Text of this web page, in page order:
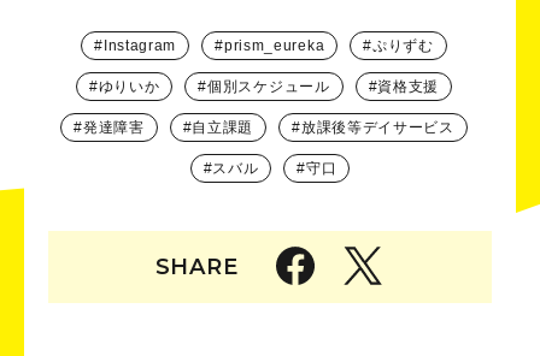
Instagram prism_eureka ぷりずむ
ゆりいか 個別スケジュール 資格支援
発達障害 自立課題 放課後等デイサービス
スバル 守口
SHARE